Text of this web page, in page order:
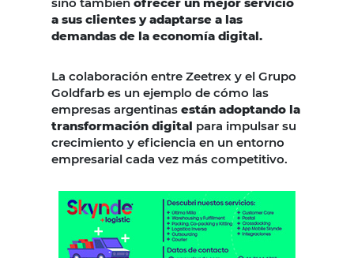
a sus clientes y adaptarse a las
demandas de la economía digital.
La colaboración entre Zeetrex y el Grupo
Goldfarb es un ejemplo de cómo las
empresas argentinas están adoptando la
transformación digital para impulsar su
crecimiento y eficiencia en un entorno
empresarial cada vez más competitivo.